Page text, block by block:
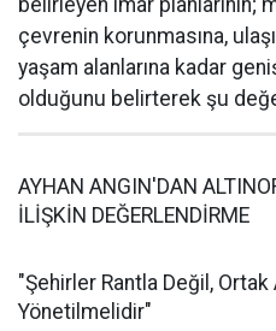
belirleyen imar planlarının;
çevrenin korunmasına,
yaşam alanlarına kadar
olduğunu belirterek şu
AYHAN ANGIN'DAN
İLİŞKİN DEĞERLENDİRME
"Şehirler Rantla Değil, Ortak
Yönetilmelidir"